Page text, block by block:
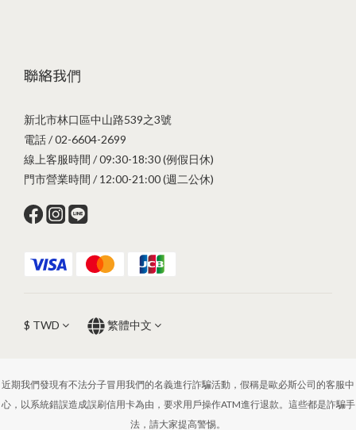
聯絡我們
新北市林口區中山路539之3號
電話 / 02-6604-2699
線上客服時間 / 09:30-18:30 (例假日休)
門市營業時間 / 12:00-21:00 (週二公休)
$ TWD 繁體中文
近期我們發現有不法分子冒用我們的名義進行詐騙活動，假稱是歐必斯公司的客服中
心，以系統錯誤造成誤刷信用卡為由，要求用戶操作ATM進行退款。這些都是詐騙手
法，請大家提高警惕。